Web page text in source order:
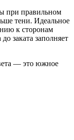
при правильном
тени. Идеальное
к сторонам
заката заполняет
— это южное